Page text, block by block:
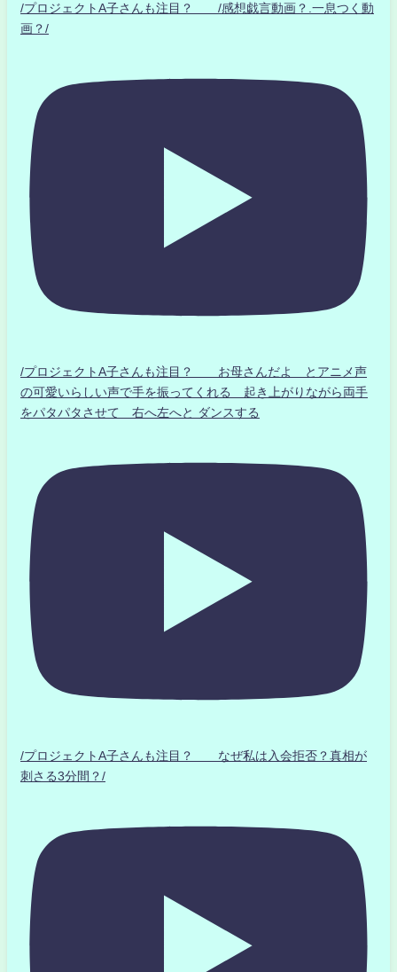
/プロジェクトA子さんも注目？ /感想戯言動画？.一息つく動
画？/
/プロジェクトA子さんも注目？ お母さんだよ とアニメ声
の可愛いらしい声で手を振ってくれる 起き上がりながら両手
をパタパタさせて 右へ左へと ダンスする
/プロジェクトA子さんも注目？ なぜ私は入会拒否？真相が
刺さる3分間？/